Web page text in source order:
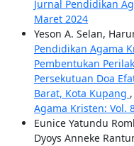
Jurnal Pendidikan
Maret 2024
Yeson A. Selan,
Pendidikan Agama
Pembentukan
Persekutuan Doa
Barat, Kota Kupang ,
Agama Kristen: Vol.
Eunice Yatundu
Dyoys Anneke